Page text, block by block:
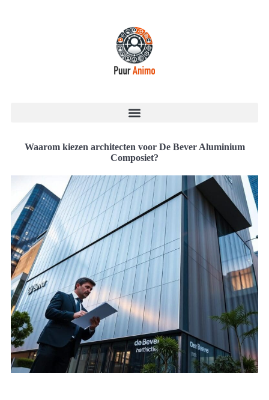
Waarom kiezen architecten voor De Bever Aluminium
Composiet?